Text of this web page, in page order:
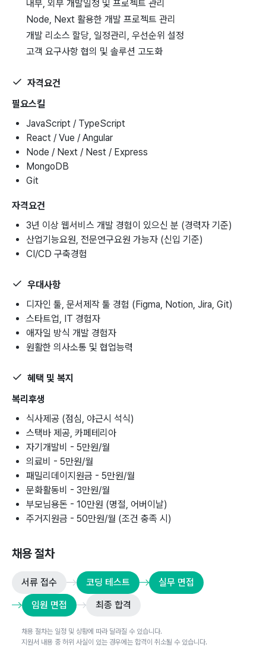
내부, 외부 개발일정 및 프로젝트 관리
Node, Next 활용한 개발 프로젝트 관리
개발 리소스 할당, 일정관리, 우선순위 설정
고객 요구사항 협의 및 솔루션 고도화
자격요건
필요스킬
JavaScript / TypeScript
React / Vue / Angular
Node / Next / Nest / Express
MongoDB
Git
자격요건
3년 이상 웹서비스 개발 경험이 있으신 분 (경력자 기준)
산업기능요원, 전문연구요원 가능자 (신입 기준)
CI/CD 구축경험
우대사항
디자인 툴, 문서제작 툴 경험 (Figma, Notion, Jira, Git)
스타트업, IT 경험자
애자일 방식 개발 경험자
원활한 의사소통 및 협업능력
혜택 및 복지
복리후생
식사제공 (점심, 야근시 석식)
스택바 제공, 카페테리아
자기개발비 - 5만원/월
의료비 - 5만원/월
패밀리데이지원금 - 5만원/월
문화활동비 - 3만원/월
부모님용돈 - 10만원 (명절, 어버이날)
주거지원금 - 50만원/월 (조건 충족 시)
채용 절차
서류 접수 코딩 테스트
실무 면접
임원 면접
최종 합격
채용 절차는 일정 및 상황에 따라 달라질 수 있습니다.
지원서 내용 중 허위 사실이 있는 경우에는 합격이 취소될 수 있습니다.